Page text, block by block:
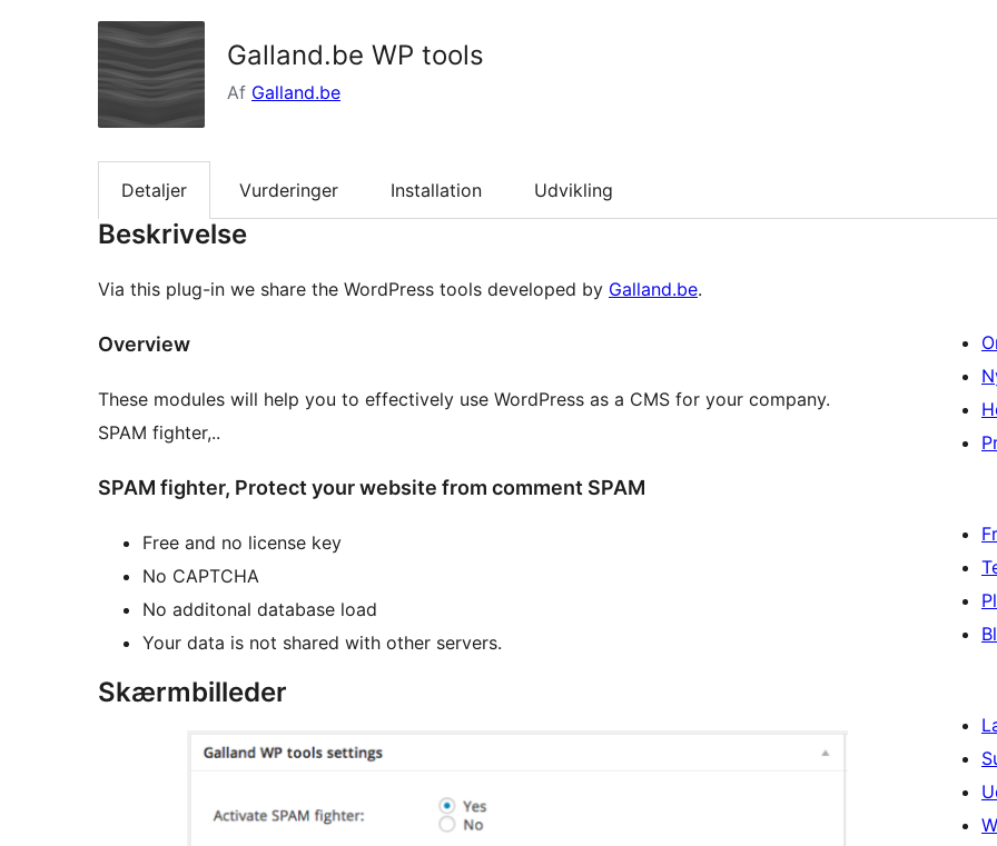
Galland.be WP tools
Af Galland.be
Detaljer Vurderinger Installation Udvikling
Beskrivelse
Via this plug-in we share the WordPress tools developed by Galland.be.
Overview
These modules will help you to effectively use WordPress as a CMS for your company.
SPAM fighter,..
SPAM fighter, Protect your website from comment SPAM
Free and no license key
No CAPTCHA
No additonal database load
Your data is not shared with other servers.
Skærmbilleder